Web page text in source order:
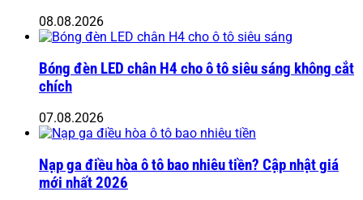
08.08.2026
Bóng đèn LED chân H4 cho ô tô siêu sáng không cắt
chích
07.08.2026
Nạp ga điều hòa ô tô bao nhiêu tiền? Cập nhật giá
mới nhất 2026